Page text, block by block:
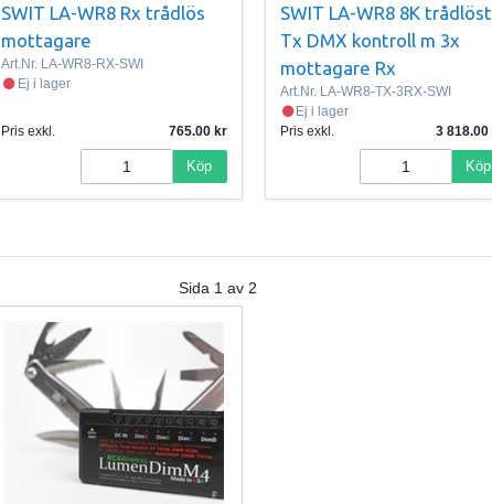
SWIT LA-WR8 Rx trådlös
mottagare
Art.Nr. LA-WR8-RX-SWI
Ej i lager
Pris exkl. 765.00
Köp
SWIT LA-WR8 8K trådlöst
Tx DMX kontroll m 3x
mottagare Rx
Art.Nr. LA-WR8-TX-3RX-SWI
Ej i lager
Pris exkl.
3 818.00
Köp
Sida 1 av 2